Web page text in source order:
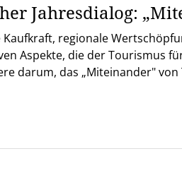
Jahresdialog:
regionale
Aspekte, die der Tourismus
darum, das „Miteinander"